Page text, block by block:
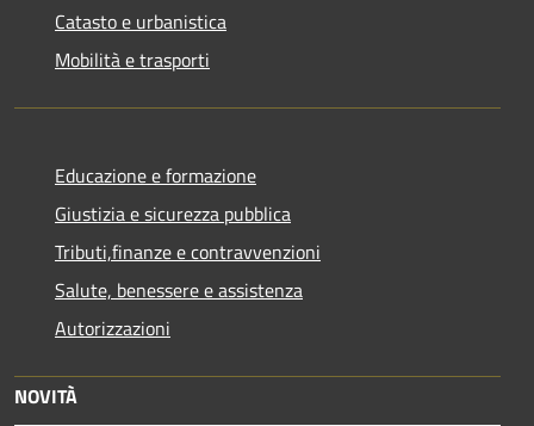
Catasto e urbanistica
Mobilità e trasporti
Educazione e formazione
Giustizia e sicurezza pubblica
Tributi,finanze e contravvenzioni
Salute, benessere e assistenza
Autorizzazioni
NOVITÀ